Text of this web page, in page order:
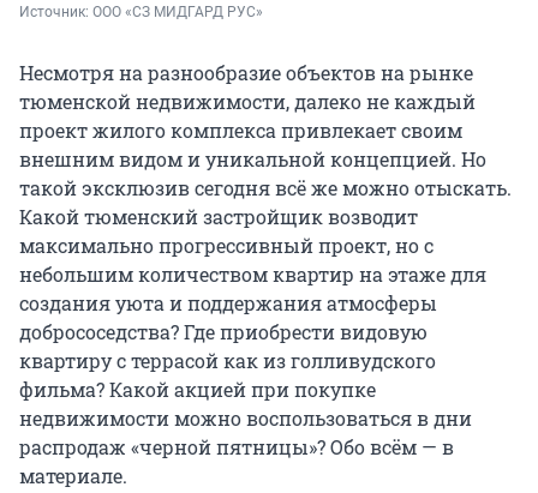
Источник: ООО «СЗ МИДГАРД РУС»
Несмотря на разнообразие объектов на рынке
тюменской недвижимости, далеко не каждый
проект жилого комплекса привлекает своим
внешним видом и уникальной концепцией. Но
такой эксклюзив сегодня всё же можно отыскать.
Какой тюменский застройщик возводит
максимально прогрессивный проект, но с
небольшим количеством квартир на этаже для
создания уюта и поддержания атмосферы
добрососедства? Где приобрести видовую
квартиру с террасой как из голливудского
фильма? Какой акцией при покупке
недвижимости можно воспользоваться в дни
распродаж «черной пятницы»? Обо всём — в
материале.